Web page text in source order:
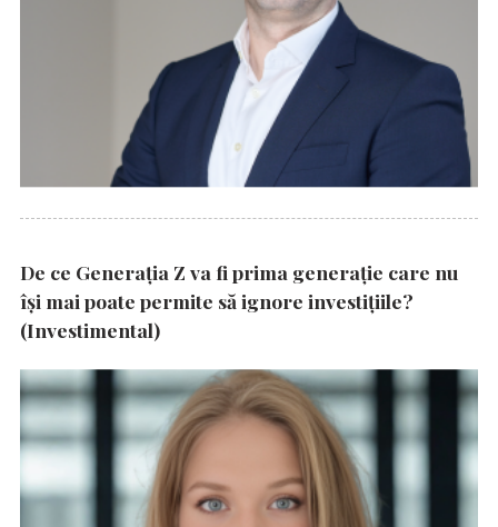
De ce Generația Z va fi prima generație care nu
își mai poate permite să ignore investițiile?
(Investimental)